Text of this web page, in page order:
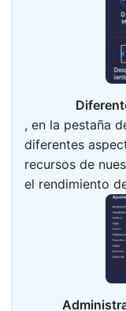
, en la pestaña
diferentes
recursos de
el rendimiento